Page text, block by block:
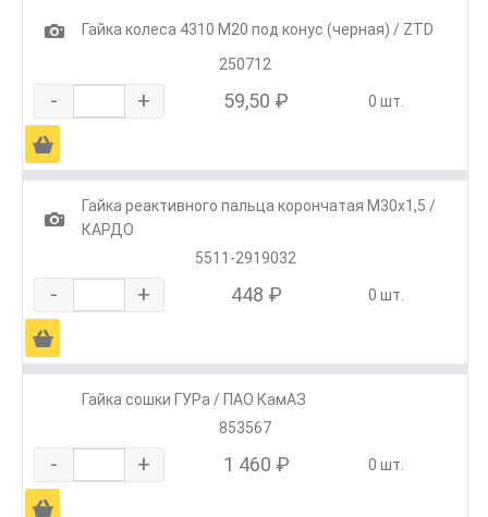
1
Гайка колеса 4310 М20 под конус (черная) / ZTD
250712
- + 59,50 ₽ 0 шт.
Ä
1
Гайка реактивного пальца корончатая М30х1,5 /
КАРДО
5511-2919032
- + 448 ₽ 0 шт.
Ä
Гайка сошки ГУРа / ПАО КамАЗ
853567
- + 1 460 ₽ 0 шт.
Ä